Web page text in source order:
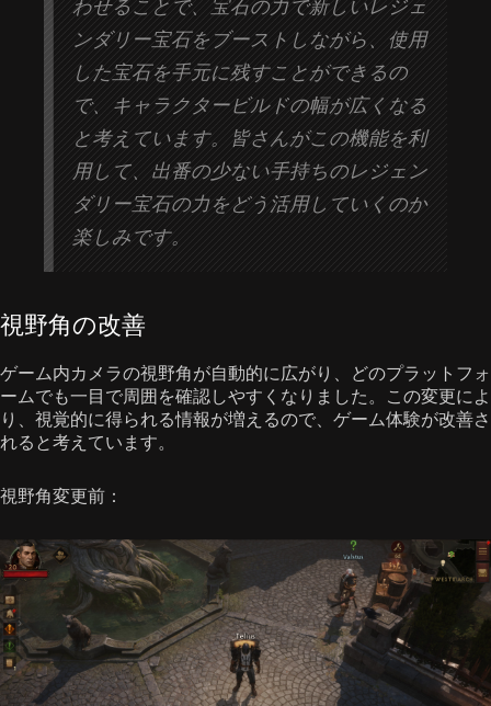
わせることで、宝石の力で新しいレジェ
ンダリー宝石をブーストしながら、使用
した宝石を手元に残すことができるの
で、キャラクタービルドの幅が広くなる
と考えています。皆さんがこの機能を利
用して、出番の少ない手持ちのレジェン
ダリー宝石の力をどう活用していくのか
楽しみです。
視野角の改善
ゲーム内カメラの視野角が自動的に広がり、どのプラットフォ
ームでも一目で周囲を確認しやすくなりました。この変更によ
り、視覚的に得られる情報が増えるので、ゲーム体験が改善さ
れると考えています。
視野角変更前：